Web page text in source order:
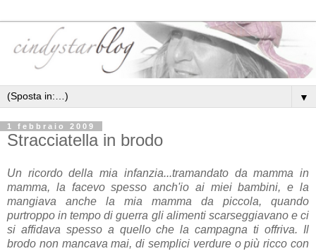
▼
1 febbraio 2009
Stracciatella in brodo
Un ricordo della mia infanzia...tramandato da mamma in
mamma, la facevo spesso anch'io ai miei bambini, e la
mangiava anche la mia mamma da piccola, quando
purtroppo in tempo di guerra gli alimenti scarseggiavano e ci
si affidava spesso a quello che la campagna ti offriva. Il
brodo non mancava mai, di semplici verdure o più ricco con